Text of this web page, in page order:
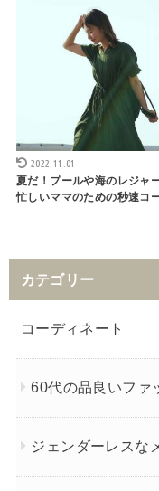
2022.11.01
夏だ！プールや海のレジャ
忙しいママのための秒速コ
カテゴリー
コーディネート
60代の品良いファ
ジェンダーレスな